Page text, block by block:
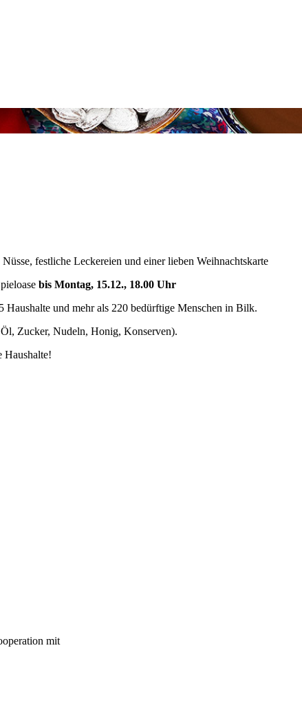
festliche Leckereien und einer lieben Weihnachtskarte
bis Montag, 15.12., 18.00 Uhr
Haushalte und mehr als 220 bedürftige Menschen in Bilk.
Zucker, Nudeln, Honig, Konserven).
Haushalte!
mit